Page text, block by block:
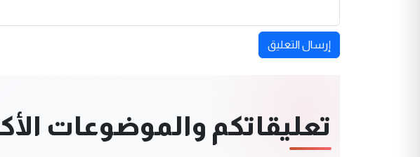
إرسال التعليق
تعليقاتكم والموضوعات